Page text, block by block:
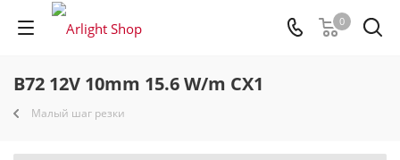
0
B72 12V 10mm 15.6 W/m CX1
Малый шаг резки